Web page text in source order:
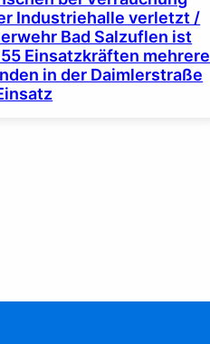
Industriehalle verletzt /
Bad Salzuflen ist
Einsatzkräften mehrere
in der Daimlerstraße